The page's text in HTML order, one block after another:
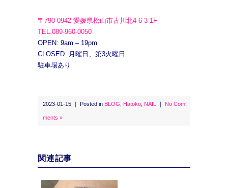
〒790-0942 愛媛県松山市古川北4-6-3 1F
TEL.089-960-0050
OPEN: 9am – 19pm
CLOSED: 月曜日、第3火曜日
駐車場あり
2023-01-15 ｜ Posted in BLOG Hatoko NAIL ｜ No Com
ments »
関連記事